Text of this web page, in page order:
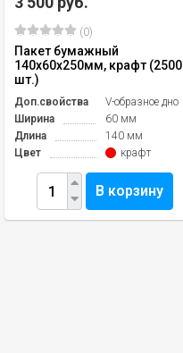
(0)
Пакет бумажный
140х60х250мм, крафт (2500
шт.)
Доп.свойства
V-образное дно
Ширина
60 мм
Длина
140 мм
Цвет
крафт
В корзину